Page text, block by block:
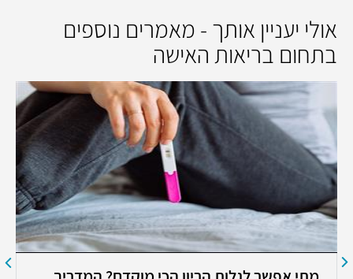
אולי יעניין אותך - מאמרים נוספים
בתחום בריאות האישה